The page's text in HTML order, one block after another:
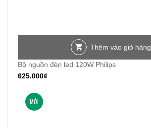
Thêm vào giỏ hàng
Bộ nguồn đèn led 120W Philips
625.000₫
MỚI